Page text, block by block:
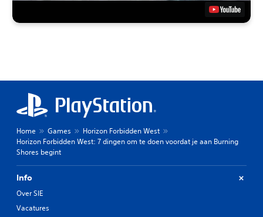
Home Games
Horizon Forbidden West
Horizon Forbidden West: 7 dingen om te doen voordat je aan Burning
Shores begint
Info
Over SIE
Vacatures